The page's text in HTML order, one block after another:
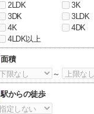
2LDK
3K
3DK
3LDK
4K
4DK
4LDK以上
面積
～
駅からの徒歩